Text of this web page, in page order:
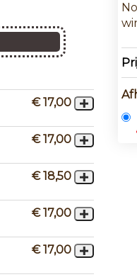
€ 17,00
€ 17,00
€ 18,50
€ 17,00
€ 17,00